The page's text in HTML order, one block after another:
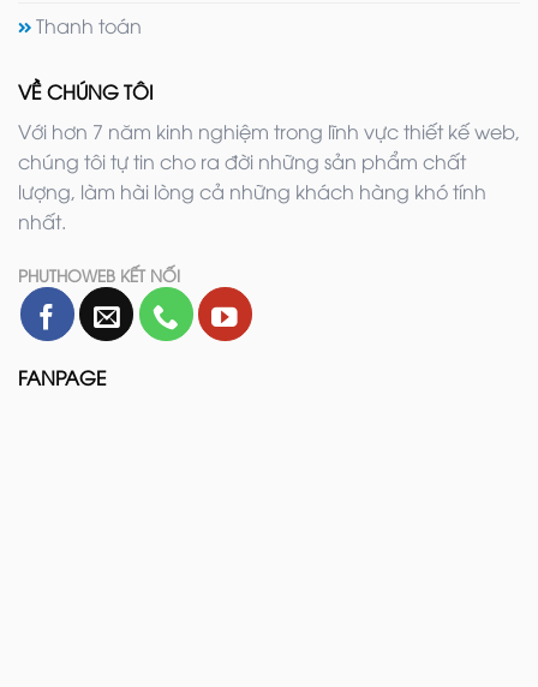
Thanh toán
VỀ CHÚNG TÔI
Với hơn 7 năm kinh nghiệm trong lĩnh vực thiết kế web,
chúng tôi tự tin cho ra đời những sản phẩm chất
lượng, làm hài lòng cả những khách hàng khó tính
nhất.
PHUTHOWEB KẾT NỐI
FANPAGE